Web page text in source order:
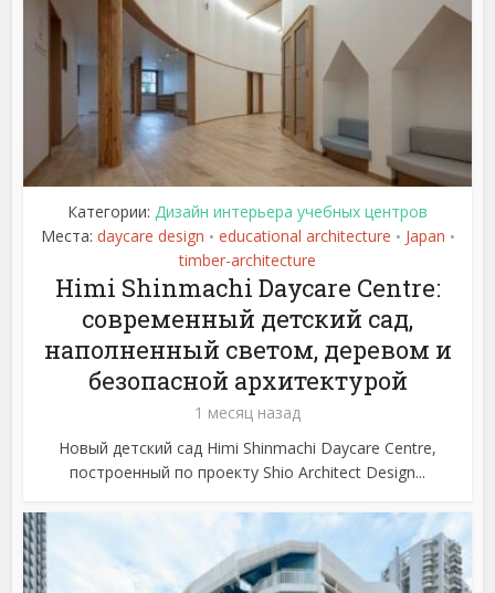
Категории: Дизайн интерьера учебных центров
Места: daycare design • educational architecture • Japan •
timber-architecture
Himi Shinmachi Daycare Centre:
современный детский сад,
наполненный светом, деревом и
безопасной архитектурой
1 месяц назад
Новый детский сад Himi Shinmachi Daycare Centre,
построенный по проекту Shio Architect Design...